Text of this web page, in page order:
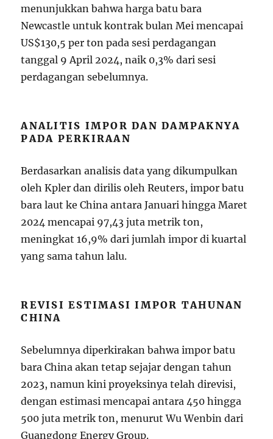
menunjukkan bahwa harga batu bara
Newcastle untuk kontrak bulan Mei mencapai
US$130,5 per ton pada sesi perdagangan
tanggal 9 April 2024, naik 0,3% dari sesi
perdagangan sebelumnya.
ANALITIS IMPOR DAN DAMPAKNYA
PADA PERKIRAAN
Berdasarkan analisis data yang dikumpulkan
oleh Kpler dan dirilis oleh Reuters, impor batu
bara laut ke China antara Januari hingga Maret
2024 mencapai 97,43 juta metrik ton,
meningkat 16,9% dari jumlah impor di kuartal
yang sama tahun lalu.
REVISI ESTIMASI IMPOR TAHUNAN
CHINA
Sebelumnya diperkirakan bahwa impor batu
bara China akan tetap sejajar dengan tahun
2023, namun kini proyeksinya telah direvisi,
dengan estimasi mencapai antara 450 hingga
500 juta metrik ton, menurut Wu Wenbin dari
Guangdong Energy Group.